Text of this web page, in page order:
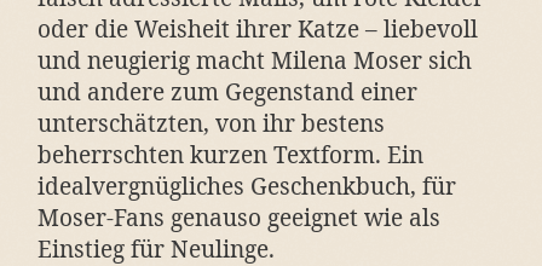
oder die Weisheit ihrer Katze – liebevoll
und neugierig macht Milena Moser sich
und andere zum Gegenstand einer
unterschätzten, von ihr bestens
beherrschten kurzen Textform. Ein
idealvergnügliches Geschenkbuch, für
Moser-Fans genauso geeignet wie als
Einstieg für Neulinge.